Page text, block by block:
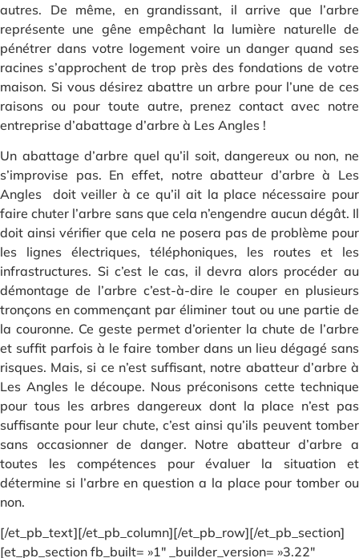
autres. De même, en grandissant, il arrive que l’arbre
représente une gêne empêchant la lumière naturelle de
pénétrer dans votre logement voire un danger quand ses
racines s’approchent de trop près des fondations de votre
maison. Si vous désirez abattre un arbre pour l’une de ces
raisons ou pour toute autre, prenez contact avec notre
entreprise d’abattage d’arbre à Les Angles !
Un abattage d’arbre quel qu’il soit, dangereux ou non, ne
s’improvise pas. En effet, notre abatteur d’arbre à Les
Angles doit veiller à ce qu’il ait la place nécessaire pour
faire chuter l’arbre sans que cela n’engendre aucun dégât. Il
doit ainsi vérifier que cela ne posera pas de problème pour
les lignes électriques, téléphoniques, les routes et les
infrastructures. Si c’est le cas, il devra alors procéder au
démontage de l’arbre c’est-à-dire le couper en plusieurs
tronçons en commençant par éliminer tout ou une partie de
la couronne. Ce geste permet d’orienter la chute de l’arbre
et suffit parfois à le faire tomber dans un lieu dégagé sans
risques. Mais, si ce n’est suffisant, notre abatteur d’arbre à
Les Angles le découpe. Nous préconisons cette technique
pour tous les arbres dangereux dont la place n’est pas
suffisante pour leur chute, c’est ainsi qu’ils peuvent tomber
sans occasionner de danger. Notre abatteur d’arbre a
toutes les compétences pour évaluer la situation et
détermine si l’arbre en question a la place pour tomber ou
non.
[/et_pb_text][/et_pb_column][/et_pb_row][/et_pb_section]
[et_pb_section fb_built= »1″ _builder_version= »3.22″